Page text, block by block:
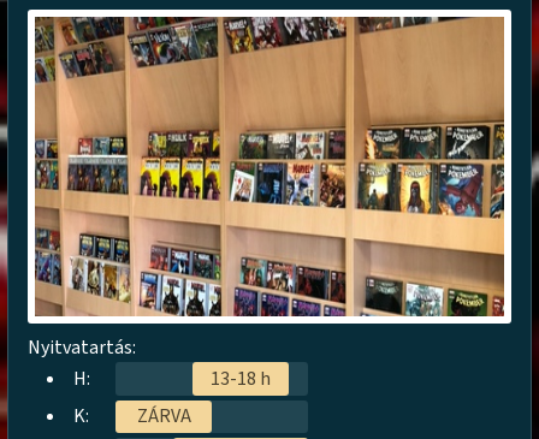
Nyitvatartás:
H:
13-18 h
K:
ZÁRVA